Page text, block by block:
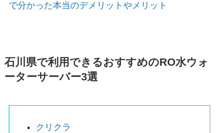
で分かった本当のデメリットやメリット
石川県で利用できるおすすめのRO水ウォ
ーターサーバー3選
クリクラ